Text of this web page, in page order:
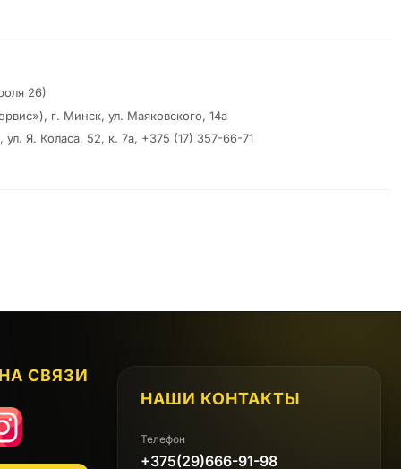
26)
г. Минск, ул. Маяковского, 14а
Я. Коласа, 52, к. 7а, +375 (17) 357-66-71
СВЯЗИ
Instagram
НАШИ КОНТАКТЫ
Телефон
+375(29)666-91-98